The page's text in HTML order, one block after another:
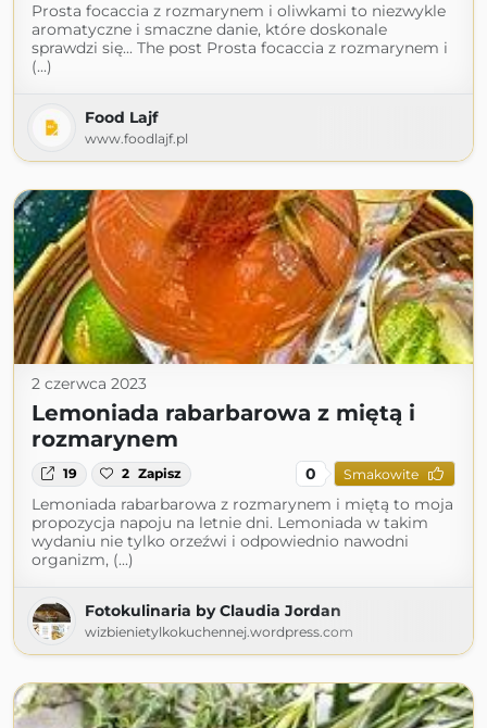
Prosta focaccia z rozmarynem i oliwkami to niezwykle
aromatyczne i smaczne danie, które doskonale
sprawdzi się... The post Prosta focaccia z rozmarynem i
(...)
Food Lajf
www.foodlajf.pl
2 czerwca 2023
Lemoniada rabarbarowa z miętą i
rozmarynem
19 2 Zapisz 0 Smakowite
Lemoniada rabarbarowa z rozmarynem i miętą to moja
propozycja napoju na letnie dni. Lemoniada w takim
wydaniu nie tylko orzeźwi i odpowiednio nawodni
organizm, (...)
Fotokulinaria by Claudia Jordan
wizbienietylkokuchennej.wordpress.com